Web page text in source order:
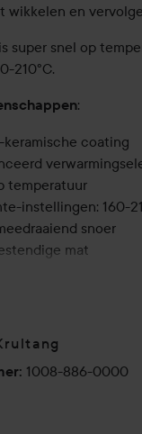
wikkelen en
super snel op
210°C.
:
keramische coating
temperatuur
instellingen: 160-
snoer
mat
: 1008-886-0000